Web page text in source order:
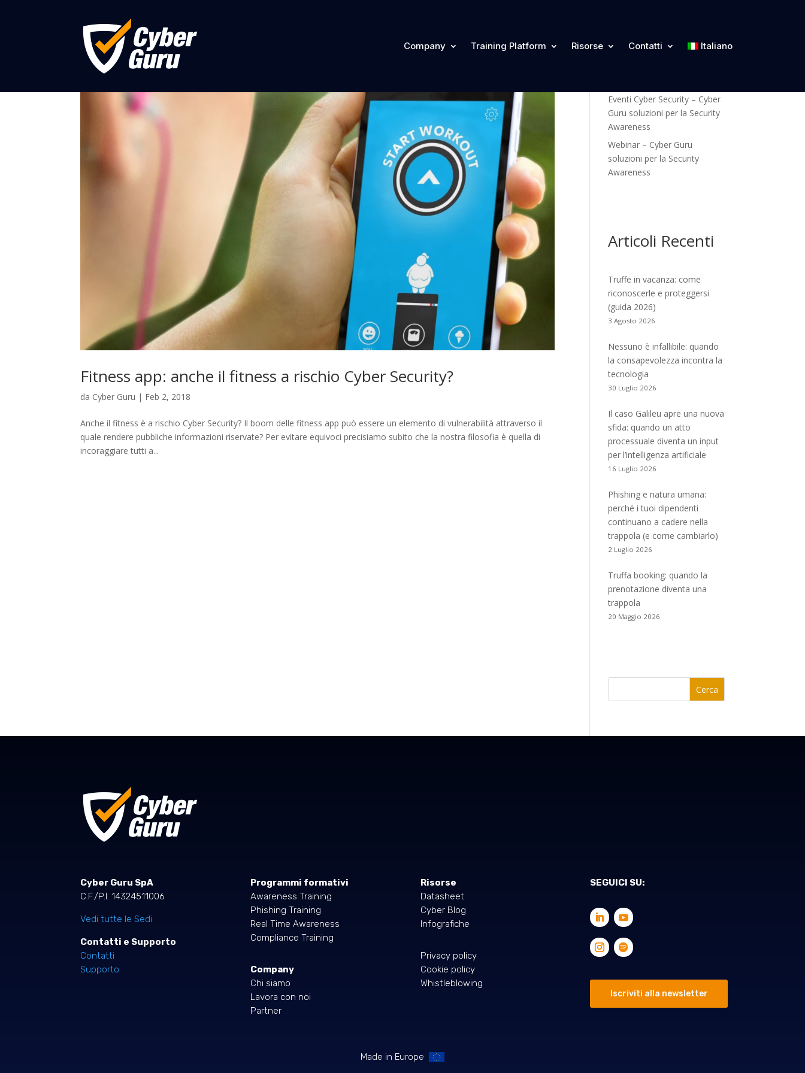
Company Training Platform Risorse Contatti Italiano
Fitness app: anche il fitness a rischio Cyber Security?
da Cyber Guru | Feb 2, 2018
Anche il fitness è a rischio Cyber Security? Il boom delle fitness app può essere un elemento di vulnerabilità attraverso il
quale rendere pubbliche informazioni riservate? Per evitare equivoci precisiamo subito che la nostra filosofia è quella di
incoraggiare tutti a...
Categorie
Eventi Cyber Security – Cyber
Guru soluzioni per la Security
Awareness
Webinar – Cyber Guru
soluzioni per la Security
Awareness
Articoli Recenti
Truffe in vacanza: come
riconoscerle e proteggersi
(guida 2026)
3 Agosto 2026
Nessuno è infallibile: quando
la consapevolezza incontra la
tecnologia
30 Luglio 2026
Il caso Galileu apre una nuova
sfida: quando un atto
processuale diventa un input
per l’intelligenza artificiale
16 Luglio 2026
Phishing e natura umana:
perché i tuoi dipendenti
continuano a cadere nella
trappola (e come cambiarlo)
2 Luglio 2026
Truffa booking: quando la
prenotazione diventa una
trappola
20 Maggio 2026
Cerca
Cyber Guru SpA
C.F./P.I. 14324511006
Vedi tutte le Sedi
Contatti e Supporto
Contatti
Supporto
Programmi formativi
Awareness Training
Phishing Training
Real Time Awareness
Compliance Training
Company
Chi siamo
Lavora con noi
Partner
Risorse
Datasheet
Cyber Blog
Infografiche
Privacy policy
Cookie policy
Whistleblowing
SEGUICI SU:
Iscriviti alla newsletter
Made in Europe